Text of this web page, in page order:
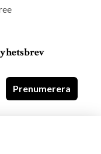
Prenumerera